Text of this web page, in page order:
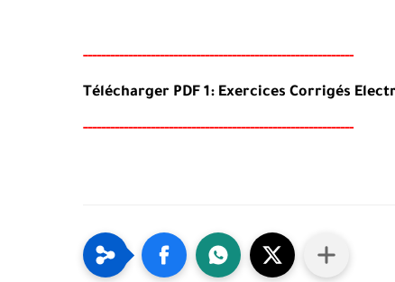
------------------------------------------------------------
Télécharger PDF 1: Exercices Corrigés
------------------------------------------------------------